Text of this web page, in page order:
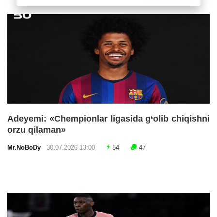
Adeyemi: «Chempionlar ligasida g‘olib chiqishni
orzu qilaman»
Mr.NoBoDy 30.07.2026 13:00 54 47